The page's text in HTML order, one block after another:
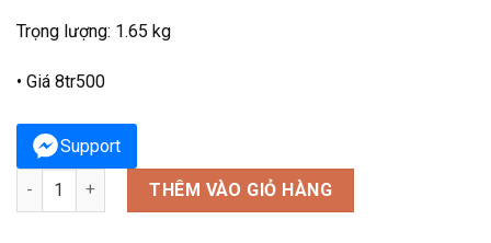
Trọng lượng: 1.65 kg
• Giá 8tr500
Support
Dell Latitude e3380, Core i3-6006U, RAM 4GB, SSD 128GB,
THÊM VÀO GIỎ HÀNG